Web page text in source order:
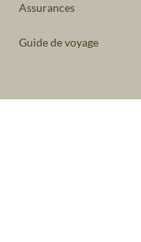
Assurances
Guide de voyage